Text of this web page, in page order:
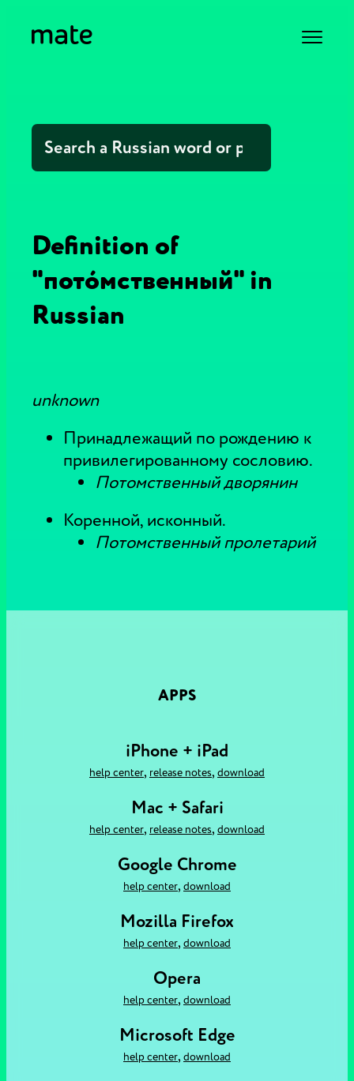
Definition of
"пото́мственный" in
Russian
unknown
Принадлежащий по рождению к
привилегированному сословию.
Потомственный дворянин
Коренной, исконный.
Потомственный пролетарий
APPS
iPhone + iPad
help center, release notes, download
Mac + Safari
help center, release notes, download
Google Chrome
help center, download
Mozilla Firefox
help center, download
Opera
help center, download
Microsoft Edge
help center, download